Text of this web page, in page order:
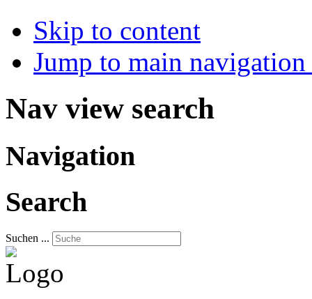
Skip to content
Jump to main
Nav view search
Navigation
Search
Suchen ...